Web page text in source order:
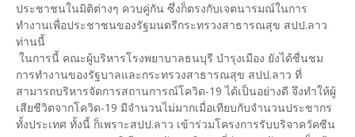
ประชาชนในมิติต่างๆ ควบคู่กัน ซึ่งก็ตรงกับเจตนารมณ์ในการ
ทำงานเพื่อประชาชนของรัฐมนตรีกระทรวงสาธารณสุข สปป.ลาว
ท่านนี้
ในการนี้ คณะผู้บริหารโรงพยาบาลธนบุรี บำรุงเมือง ยังได้ชื่นชม
การทำงานของรัฐบาลและกระทรวงสาธารณสุข สปป.ลาว ที่
สามารถบริหารจัดการสถานการณ์โควิด-19 ได้เป็นอย่างดี จึงทำให้ผู้
เสียชีวิตจากโควิด-19 มีจำนวนไม่มากเมื่อเทียบกับจำนวนประชากร
ทั้งประเทศ ทั้งนี้ ก็เพราะสปป.ลาว เข้าร่วมโครงการรับบริจาควัคซีน